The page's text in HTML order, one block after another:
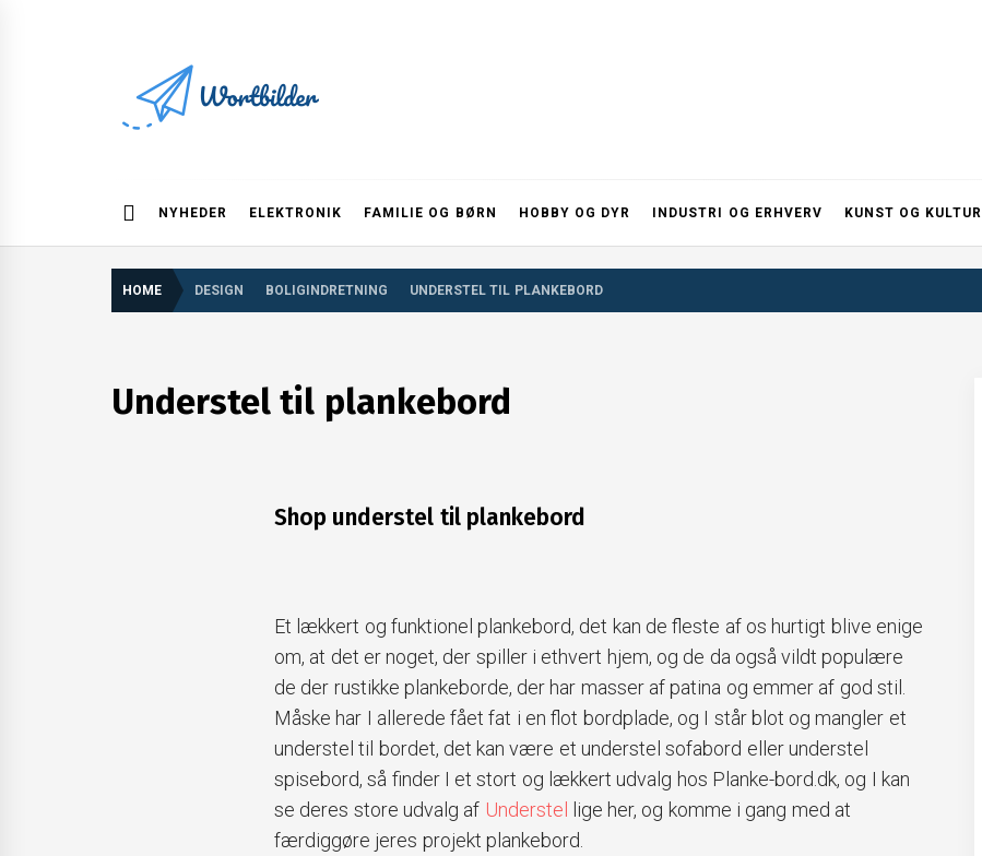
NYHEDER ELEKTRONIK FAMILIE OG BØRN HOBBY OG DYR INDUSTRI OG ERHVERV KUNST OG KULTUR
HOME DESIGN BOLIGINDRETNING UNDERSTEL TIL PLANKEBORD
Understel til plankebord
Shop understel til plankebord
Et lækkert og funktionel plankebord, det kan de fleste af os hurtigt blive enige
om, at det er noget, der spiller i ethvert hjem, og de da også vildt populære
de der rustikke plankeborde, der har masser af patina og emmer af god stil.
Måske har I allerede fået fat i en flot bordplade, og I står blot og mangler et
understel til bordet, det kan være et understel sofabord eller understel
spisebord, så finder I et stort og lækkert udvalg hos Planke-bord.dk, og I kan
se deres store udvalg af Understel lige her, og komme i gang med at
færdiggøre jeres projekt plankebord.